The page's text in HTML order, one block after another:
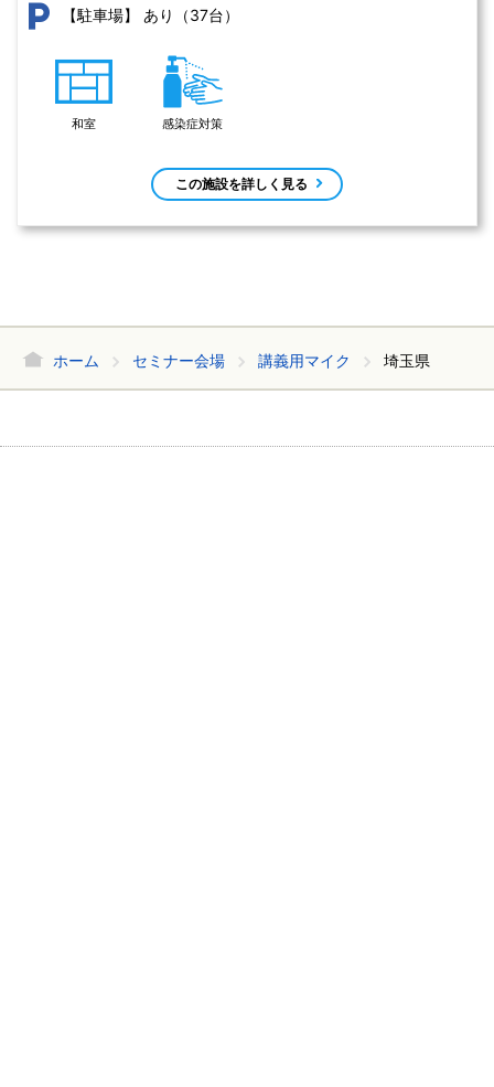
【駐車場】 あり（37台）
和室 感染症対策
この施設を詳しく見る
ホーム セミナー会場 講義用マイク 埼玉県